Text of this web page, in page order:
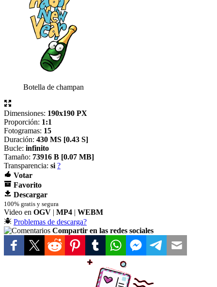
Botella de champan
Dimensiones: 190x190 PX
Proporción: 1:1
Fotogramas: 15
Duración: 430 MS [0.43 S]
Bucle: infinito
Tamaño: 73916 B [0.07 MB]
Transparencia: si ?
Votar
Favorito
Descargar
100% gratis y segura
Video en OGV | MP4 | WEBM
Problemas de descarga?
Compartir en las redes sociales